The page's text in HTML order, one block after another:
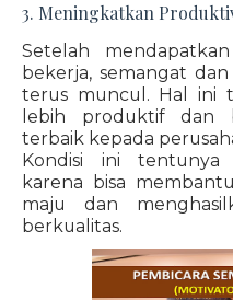
3. Meningkatkan
Setelah
bekerja, semangat
terus muncul. Hal ini
lebih produktif dan
terbaik kepada
Kondisi ini tentunya
karena bisa
maju dan
berkualitas.